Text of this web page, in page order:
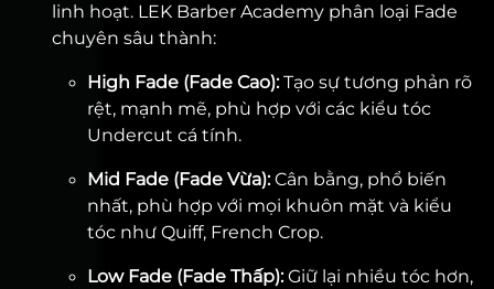
linh hoạt. LEK Barber Academy phân loại Fade
chuyên sâu thành:
High Fade (Fade Cao):Tạo sự tương phản rõ
rệt, mạnh mẽ, phù hợp với các kiểu tóc
Undercut cá tính.
Mid Fade (Fade Vừa):Cân bằng, phổ biến
nhất, phù hợp với mọi khuôn mặt và kiểu
tóc như Quiff, French Crop.
Low Fade (Fade Thấp):Giữ lại nhiều tóc hơn,